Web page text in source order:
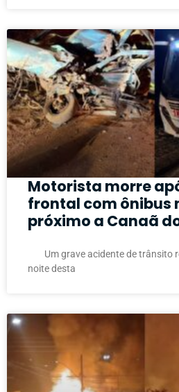
Motorista morre
frontal com ônibus
próximo a Canaã
Um grave acidente de trânsito
noite desta